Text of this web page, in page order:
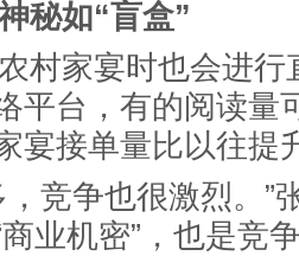
秘如“盲盒”
村家宴时也会进行
平台，有的阅读量
宴接单量比以往提
，竞争也很激烈。”
业机密”，也是竞